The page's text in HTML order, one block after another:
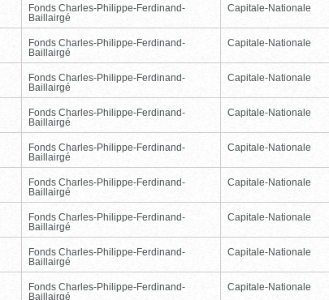
Fonds Charles-Philippe-Ferdinand-
Baillairgé
Capitale-Nationale
Fonds Charles-Philippe-Ferdinand-
Baillairgé
Capitale-Nationale
Fonds Charles-Philippe-Ferdinand-
Baillairgé
Capitale-Nationale
Fonds Charles-Philippe-Ferdinand-
Baillairgé
Capitale-Nationale
Fonds Charles-Philippe-Ferdinand-
Baillairgé
Capitale-Nationale
Fonds Charles-Philippe-Ferdinand-
Baillairgé
Capitale-Nationale
Fonds Charles-Philippe-Ferdinand-
Baillairgé
Capitale-Nationale
Fonds Charles-Philippe-Ferdinand-
Baillairgé
Capitale-Nationale
Fonds Charles-Philippe-Ferdinand-
Baillairgé
Capitale-Nationale